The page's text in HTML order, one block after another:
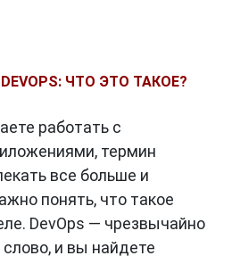
ЧТО ЭТО ТАКОЕ?
работать с
термин
все больше и
понять, что такое
DevOps — чрезвычайно
и вы найдете